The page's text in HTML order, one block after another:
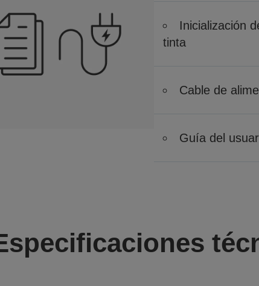
Inicialización
tinta
Cable de
Guía del